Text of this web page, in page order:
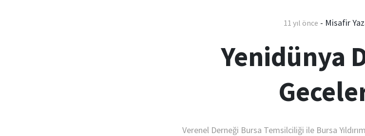
11 yıl önce - Misafir
Yenidünya
Verenel Derneği Bursa Temsilciliği ile Bursa